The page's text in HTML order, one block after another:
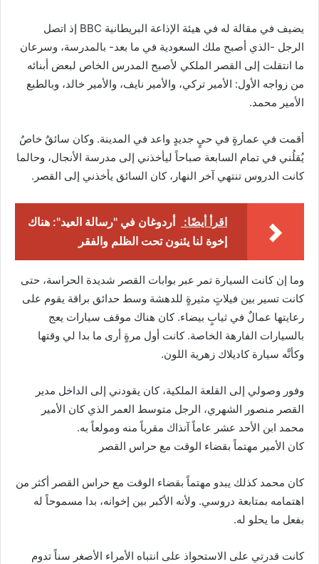
يضيف في مقالة له في هيئة الإذاعة البريطانية BBC إذ اتصل
الرجل -الذي أصبح ملك السعودية في ما بعد- بالمدرسة، وسرعان
ما انتقلت إلى القصر الملكي لأصبح المدرس الخاص لبعض أبنائه
من زواجه الأول: الأمير تركي، والأمير نايف، والأمير خالد، وبالطبع
الأمير محمد.
أقمت في عمارةٍ في حيٍ جديدٍ واعد في المدينة. وكان سائقٌ خاصٌ
يُقلُني في تمام السابعة صباحاً ليأخذني إلى مدرسة الأنجال، وحالما
كانت الدروس تنتهي آخر النهار، كان السائق يأخذني إلى القصر.
اقرأ أيضًا:
أردوغان في "رسالة العيد": هناك
إخوة لنا يئنون تحت الظلم والفقر
وما إن كانت السيارة تمر عبر بوابات القصر شديدة الحراسة، حتى
كانت تسير بين فيلاتٍ مثيرةٍ للدهشة وسط حدائق براقة يقوم على
رعايتها عمالٌ في ثيابٍ بيضاء. كان هناك موقف سيارات يعج
بالسيارات الفارهة الخاصة. كانت أول مرةٍ أرى ما بدا لي وقتها
وكأنَّه سيارة كاديلاك زهرية اللون.
وفور وصولي إلى القلعة الملكية، كان يقودني إلى الداخل مدير
القصر منصور الشهري، الرجل متوسط العمر الذي كان الأمير
محمد ابن الأحد عشر عاماً آنذاك مقرباً منه ومولعاً به.
كان الأمير مهتماً بقضاء الوقت مع حراس القصر
كان محمد كذلك يبدو مهتماً بقضاء الوقت مع حراس القصر أكثر من
اهتمامه بمتابعة دروسي. ولأنه الأكبر بين إخوانه، بدا مسموحاً له
بفعل ما يحلو له.
كانت قدرتي على الاستحواذ على انتباه الأمراء الأصغر سناً تدوم